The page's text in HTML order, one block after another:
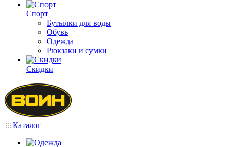
Спорт
Бутылки для воды
Обувь
Одежда
Рюкзаки и сумки
Скидки
Каталог